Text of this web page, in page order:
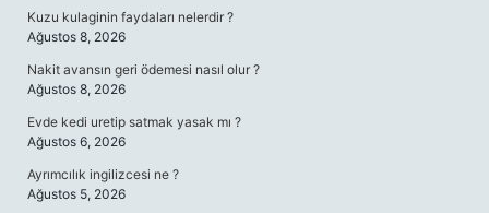
Kuzu kulaginin faydaları nelerdir ?
Ağustos 8, 2026
Nakit avansın geri ödemesi nasıl olur ?
Ağustos 8, 2026
Evde kedi uretip satmak yasak mı ?
Ağustos 6, 2026
Ayrımcılık ingilizcesi ne ?
Ağustos 5, 2026